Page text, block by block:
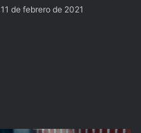
11 de febrero de 2021